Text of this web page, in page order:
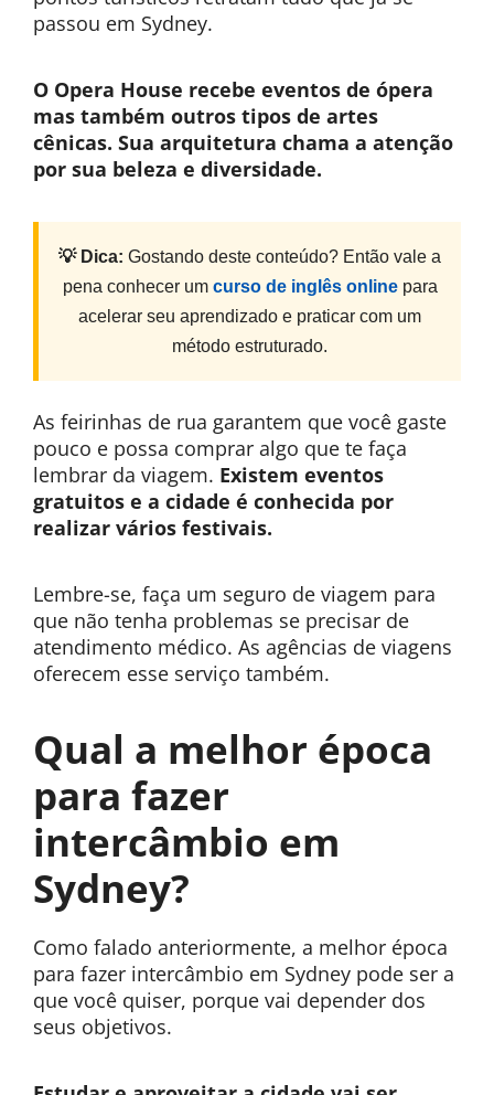
passou em Sydney.
O Opera House recebe eventos de ópera
mas também outros tipos de artes
cênicas. Sua arquitetura chama a atenção
por sua beleza e diversidade.
💡 Dica: Gostando deste conteúdo? Então vale a
pena conhecer um curso de inglês onlinepara
acelerar seu aprendizado e praticar com um
método estruturado.
As feirinhas de rua garantem que você gaste
pouco e possa comprar algo que te faça
lembrar da viagem. Existem eventos
gratuitos e a cidade é conhecida por
realizar vários festivais.
Lembre-se, faça um seguro de viagem para
que não tenha problemas se precisar de
atendimento médico. As agências de viagens
oferecem esse serviço também.
Qual a melhor época
para fazer
intercâmbio em
Sydney?
Como falado anteriormente, a melhor época
para fazer intercâmbio em Sydney pode ser a
que você quiser, porque vai depender dos
seus objetivos.